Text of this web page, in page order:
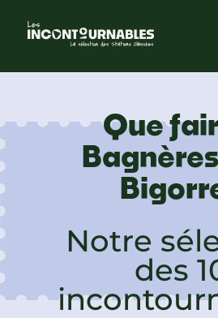
Que
Notre
des